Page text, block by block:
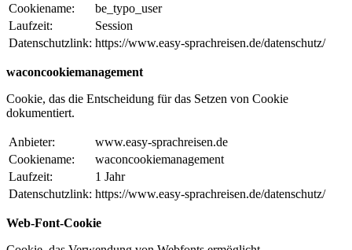
Cookiename:
be_typo_user
Laufzeit:
Session
Datenschutzlink: https://www.easy-sprachreisen.de/datenschutz/
waconcookiemanagement
Cookie, das die Entscheidung für das Setzen von Cookie
dokumentiert.
Anbieter:
www.easy-sprachreisen.de
Cookiename:
waconcookiemanagement
Laufzeit:
1 Jahr
Datenschutzlink: https://www.easy-sprachreisen.de/datenschutz/
Web-Font-Cookie